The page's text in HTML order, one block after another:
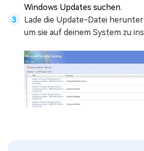
Windows Updates suchen.
Lade die Update-Datei
um sie auf deinem System zu